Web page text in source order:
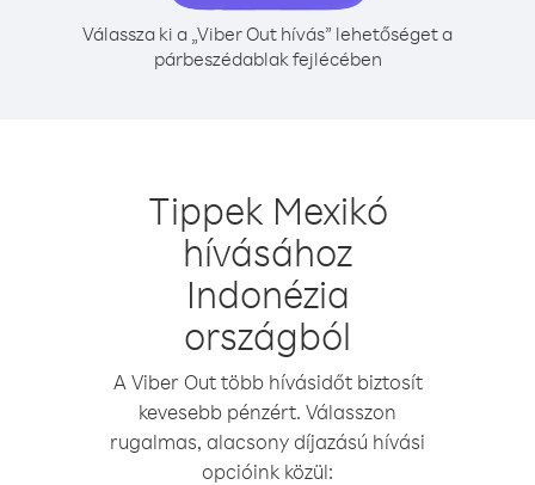
Válassza ki a „Viber Out hívás” lehetőséget a
párbeszédablak fejlécében
Tippek Mexikó
hívásához
Indonézia
országból
A Viber Out több hívásidőt biztosít
kevesebb pénzért. Válasszon
rugalmas, alacsony díjazású hívási
opcióink közül: